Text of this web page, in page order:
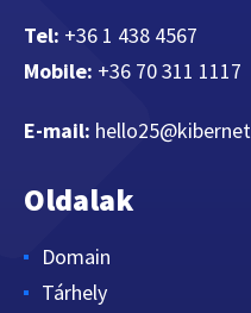
Tel: +36 1 438 4567
Mobile: +36 70 311 1117
E-mail:
Oldalak
Domain
Tárhely